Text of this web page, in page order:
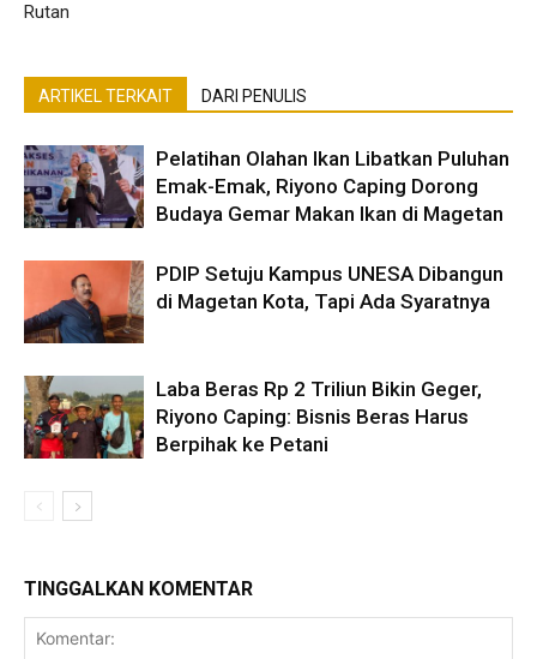
Rutan
ARTIKEL TERKAIT DARI PENULIS
Pelatihan Olahan Ikan Libatkan Puluhan
Emak-Emak, Riyono Caping Dorong
Budaya Gemar Makan Ikan di Magetan
PDIP Setuju Kampus UNESA Dibangun
di Magetan Kota, Tapi Ada Syaratnya
Laba Beras Rp 2 Triliun Bikin Geger,
Riyono Caping: Bisnis Beras Harus
Berpihak ke Petani
TINGGALKAN KOMENTAR